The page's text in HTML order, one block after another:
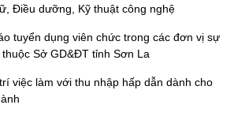
Điều dưỡng, Kỹ thuật công nghệ
tuyển dụng viên chức trong các đơn vị sự
Sở GD&ĐT tỉnh Sơn La
việc làm với thu nhập hấp dẫn dành cho